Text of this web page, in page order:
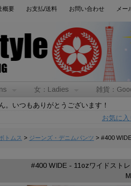
概要 お支払/送料 お問い合わせ メー
女：Ladies 雑貨：
いつもありがとうございます！
お気に
トムス > ジーンズ・デニムパンツ > #400
#400 WIDE - 11ozワイドスト